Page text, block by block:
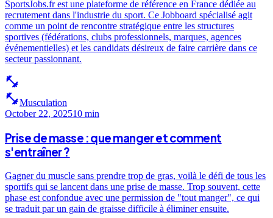
SportsJobs.fr est une plateforme de référence en France dédiée au
recrutement dans l'industrie du sport. Ce Jobboard spécialisé agit
comme un point de rencontre stratégique entre les structures
sportives (fédérations, clubs professionnels, marques, agences
événementielles) et les candidats désireux de faire carrière dans ce
secteur passionnant.
fitness_center
fitness_centerMusculation
October 22, 202510 min
Prise de masse : que manger et comment
s'entraîner ?
Gagner du muscle sans prendre trop de gras, voilà le défi de tous les
sportifs qui se lancent dans une prise de masse. Trop souvent, cette
phase est confondue avec une permission de "tout manger", ce qui
se traduit par un gain de graisse difficile à éliminer ensuite.